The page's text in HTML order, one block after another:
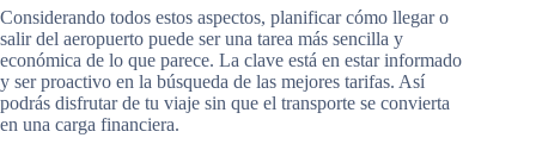
Considerando todos estos aspectos, planificar cómo llegar o
salir del aeropuerto puede ser una tarea más sencilla y
económica de lo que parece. La clave está en estar informado
y ser proactivo en la búsqueda de las mejores tarifas. Así
podrás disfrutar de tu viaje sin que el transporte se convierta
en una carga financiera.